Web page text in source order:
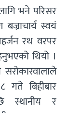
भने परिसर
स्वयं
रथ वरपर
थियो ।
सरोकारवालाले
गते बिहीबार
स्थानीय र